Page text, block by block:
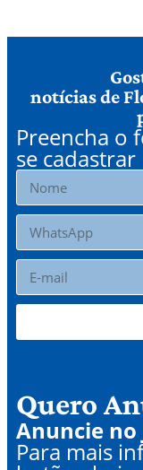
notícias de
Preencha o
se cadastrar
Quero
Anuncie no
Para mais